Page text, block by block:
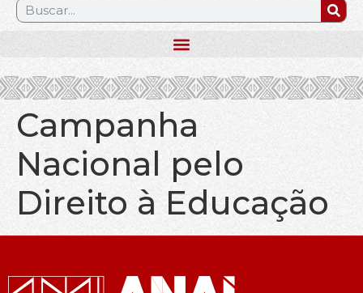
.
Campanha
Nacional pelo
Direito à Educação